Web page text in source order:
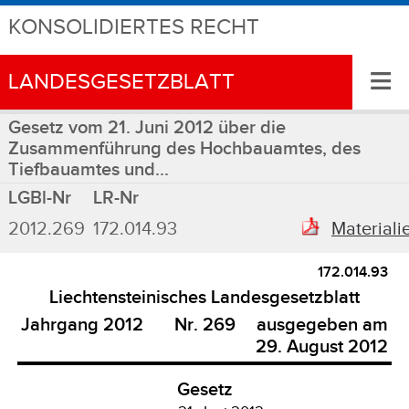
KONSOLIDIERTES RECHT
LANDESGESETZBLATT ≡
Gesetz vom 21. Juni 2012 über die
Zusammenführung des Hochbauamtes, des
Tiefbauamtes und...
LGBl-Nr
LR-Nr
2012.269 172.014.93